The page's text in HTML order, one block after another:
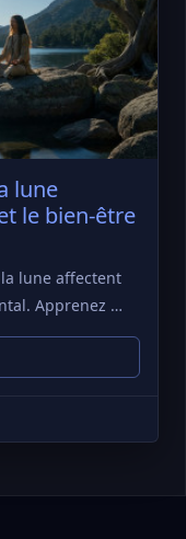
lune
le bien-être
lune affectent
Apprenez …